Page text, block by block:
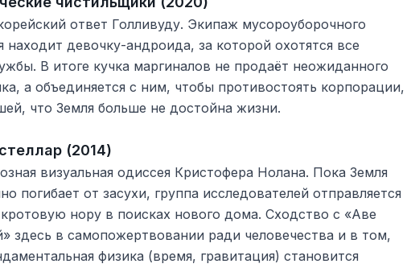
ответ Голливуду. Экипаж мусороуборочного
находит девочку-андроида, за которой охотятся все
В итоге кучка маргиналов не продаёт неожиданного
а объединяется с ним, чтобы противостоять корпорации,
что Земля больше не достойна жизни.
(2014)
визуальная одиссея Кристофера Нолана. Пока Земля
погибает от засухи, группа исследователей отправляется
нору в поисках нового дома. Сходство с «Аве
здесь в самопожертвовании ради человечества и в том,
физика (время, гравитация) становится